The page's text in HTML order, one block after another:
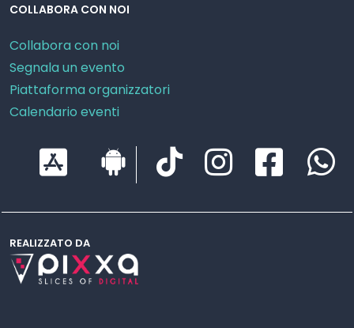
COLLABORA CON NOI
Collabora con noi
Segnala un evento
Piattaforma organizzatori
Calendario eventi
REALIZZATO DA